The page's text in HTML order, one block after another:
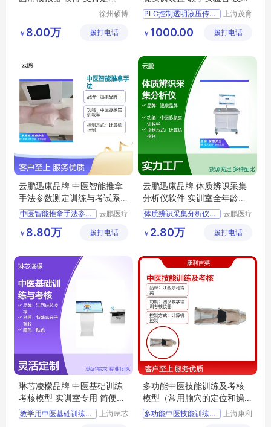
徐州硕博
有限公司
￥ 8.00万 拨打电话
MYYA-18D
PLC控制透明液压传动演示系统实训设备
PLC控制透明液压传动演示系统实验设备
上海茂育
有限公司
￥ 1000.00 拨打电话
云鹏迅康品牌 中医智能推拿
手法参数测定训练与考试系
统（网络版）
中医智能推拿手法参数测定训练与考试系统
云鹏迅康品牌中医智能推拿手法参数测定训练与考试系统
云鹏医疗
海)有限
￥ 8.80万 拨打电话
云鹏迅康品牌 体质辨识采集
分析仪软件 实训室全年龄段
适用 简便操作
体质辨识采集分析仪软件
教学用体质辨识采集分析仪软件
实训室用体质辨识采集分析仪软件
云鹏医疗
海)有限
￥ 2.80万 拨打电话
琳芯凌檬品牌 中医基础训练
考核模型 实训室专用 简便操
作 全国包邮
教学用中医基础训练与考核系统
上海琳芯
多功能中医技能训练及考核
模型（常用腧穴的定位和操
作）简便操作
多功能中医技能训练及考核模型
上海康利